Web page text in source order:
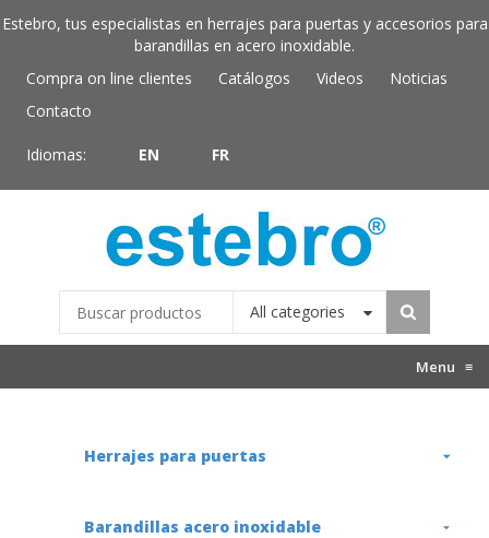
Estebro, tus especialistas en herrajes para puertas y accesorios para
barandillas en acero inoxidable.
Compra on line clientes
Catálogos Videos
Noticias
Contacto
Idiomas: EN FR
All categories
Menu ≡
Herrajes para puertas
Barandillas acero inoxidable